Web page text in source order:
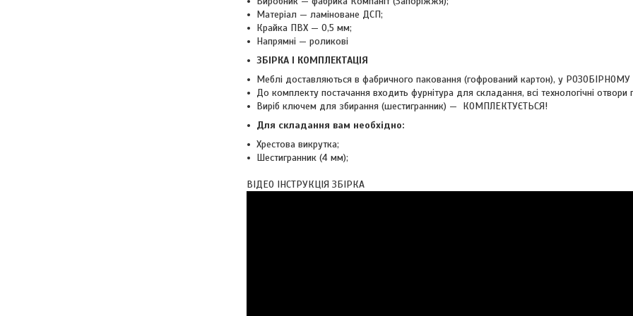
Матеріал — ламіноване ДСП;
Крайка ПВХ — 0,5 мм;
Напрямні — роликові
ЗБІРКА І КОМПЛЕКТАЦІЯ
Меблі доставляються в фабричного паковання (гофрований картон), у
До комплекту постачання входить фурнітура для складання, всі технологічні отвори
Виріб ключем для збирання (шестигранник) — КОМПЛЕКТУЄТЬСЯ!
Для складання вам необхідно:
Хрестова викрутка;
Шестигранник (4 мм);
ВІДЕО ІНСТРУКЦІЯ ЗБІРКА